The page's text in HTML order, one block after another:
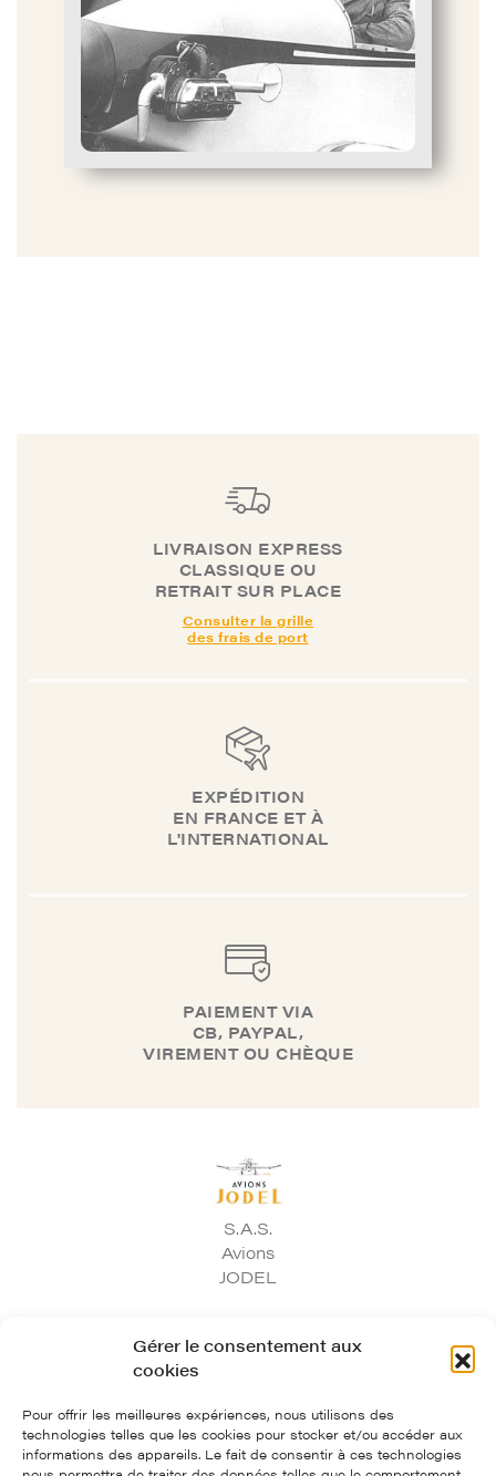
Gérer le consentement aux
cookies
Pour offrir les meilleures expériences, nous utilisons des
technologies telles que les cookies pour stocker et/ou accéder aux
informations des appareils. Le fait de consentir à ces technologies
LIVRAISON EXPRESS
CLASSIQUE OU
RETRAIT SUR PLACE
Consulter la grille
des frais de port
EXPÉDITION
EN FRANCE ET À
L'INTERNATIONAL
PAIEMENT VIA
CB, PAYPAL,
VIREMENT OU CHÈQUE
S.A.S.
Avions
JODEL
97, route départementale 974 - 21700 Corgoloin
Avions Jodel